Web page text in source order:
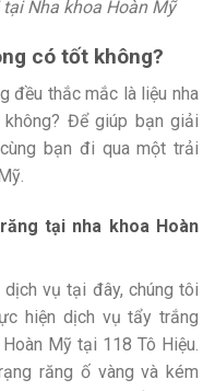
Nha khoa Hoàn Mỹ
có tốt không?
đều thắc mắc là liệu nha
Để giúp bạn giải
bạn đi qua một trải
tại nha khoa Hoàn
vụ tại đây, chúng tôi
hiện dịch vụ tẩy trắng
Mỹ tại 118 Tô Hiệu.
răng ố vàng và kém